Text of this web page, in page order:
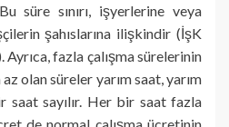
süre sınırı, işyerlerine veya
şahıslarına ilişkindir (İşK
fazla çalışma sürelerinin
olan süreler yarım saat, yarım
saat sayılır. Her bir saat fazla
de normal çalışma ücretinin